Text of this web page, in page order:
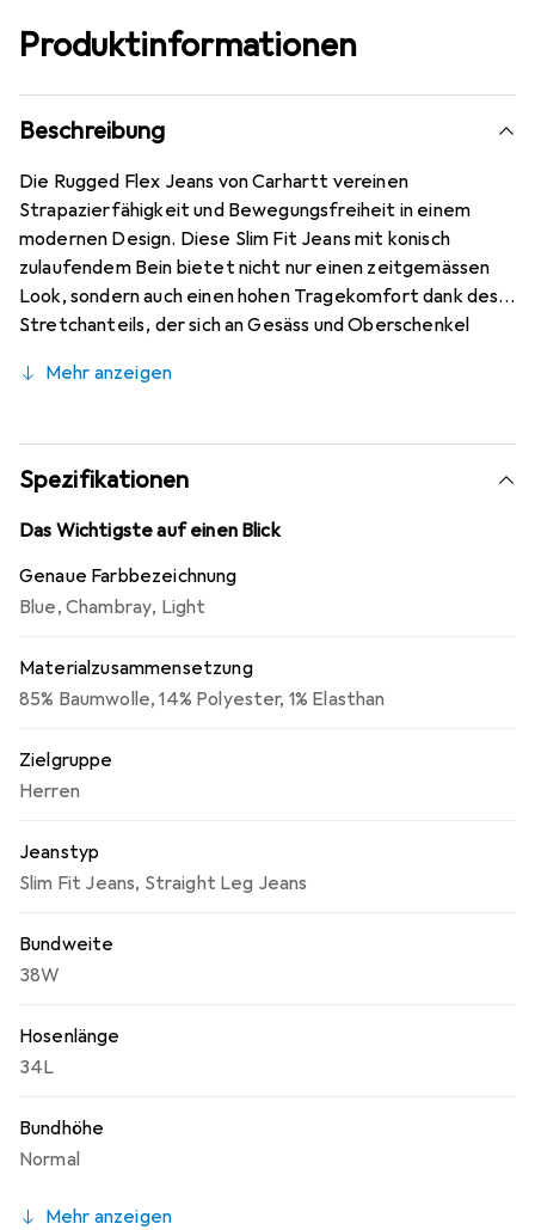
Produktinformationen
Beschreibung
Die Rugged Flex Jeans von Carhartt vereinen
Strapazierfähigkeit und Bewegungsfreiheit in einem
modernen Design. Diese Slim Fit Jeans mit konisch
zulaufendem Bein bietet nicht nur einen zeitgemässen
Look, sondern auch einen hohen Tragekomfort dank des
Stretchanteils, der sich an Gesäss und Oberschenkel
sorgt für Langlebigkeit, während die dreifach genähten
Stabilität bieten. Mit fünf praktischen Taschen, darunter
zwei verstärkte Vordertaschen und eine Münztasche, ist
diese Jeans ideal für den aktiven Alltag. Die Rugged Flex
Technologie ermöglicht eine verbesserte
Tage und vielseitige Einsätze macht.
Mehr anzeigen
Spezifikationen
Das Wichtigste auf einen Blick
Genaue Farbbezeichnung
Blue, Chambray, Light
Materialzusammensetzung
85% Baumwolle, 14% Polyester, 1% Elasthan
Zielgruppe
Herren
Jeanstyp
Slim Fit Jeans, Straight Leg Jeans
Bundweite
38W
Hosenlänge
34L
Bundhöhe
Normal
Mehr anzeigen